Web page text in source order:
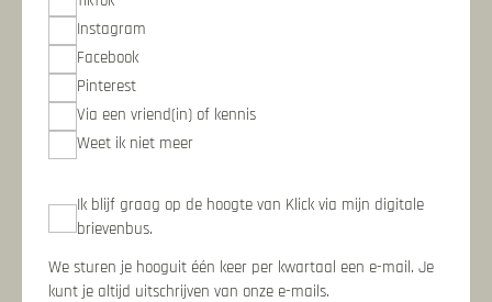
Instagram
Facebook
Pinterest
Via een vriend(in) of kennis
Weet ik niet meer
Nieuwsbrief
Ik blijf graag op de hoogte van Klick via mijn digitale
brievenbus.
We sturen je hooguit één keer per kwartaal een e-mail. Je
kunt je altijd uitschrijven van onze e-mails.